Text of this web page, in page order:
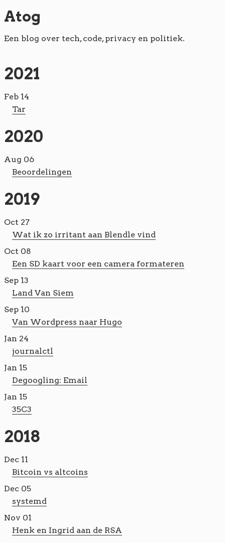
Atog
Een blog over tech, code, privacy en politiek.
2021
Feb 14
Tar
2020
Aug 06
Beoordelingen
2019
Oct 27
Wat ik zo irritant aan Blendle vind
Oct 08
Een SD kaart voor een camera formateren
Sep 13
Land Van Siem
Sep 10
Van Wordpress naar Hugo
Jan 24
journalctl
Jan 15
Degoogling: Email
Jan 15
35C3
2018
Dec 11
Bitcoin vs altcoins
Dec 05
systemd
Nov 01
Henk en Ingrid aan de RSA